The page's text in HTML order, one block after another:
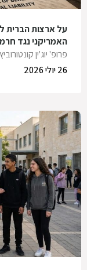
על ארצות הברית
האמריקני נגד
פרופ' יוג'ין
26 יולי 2026